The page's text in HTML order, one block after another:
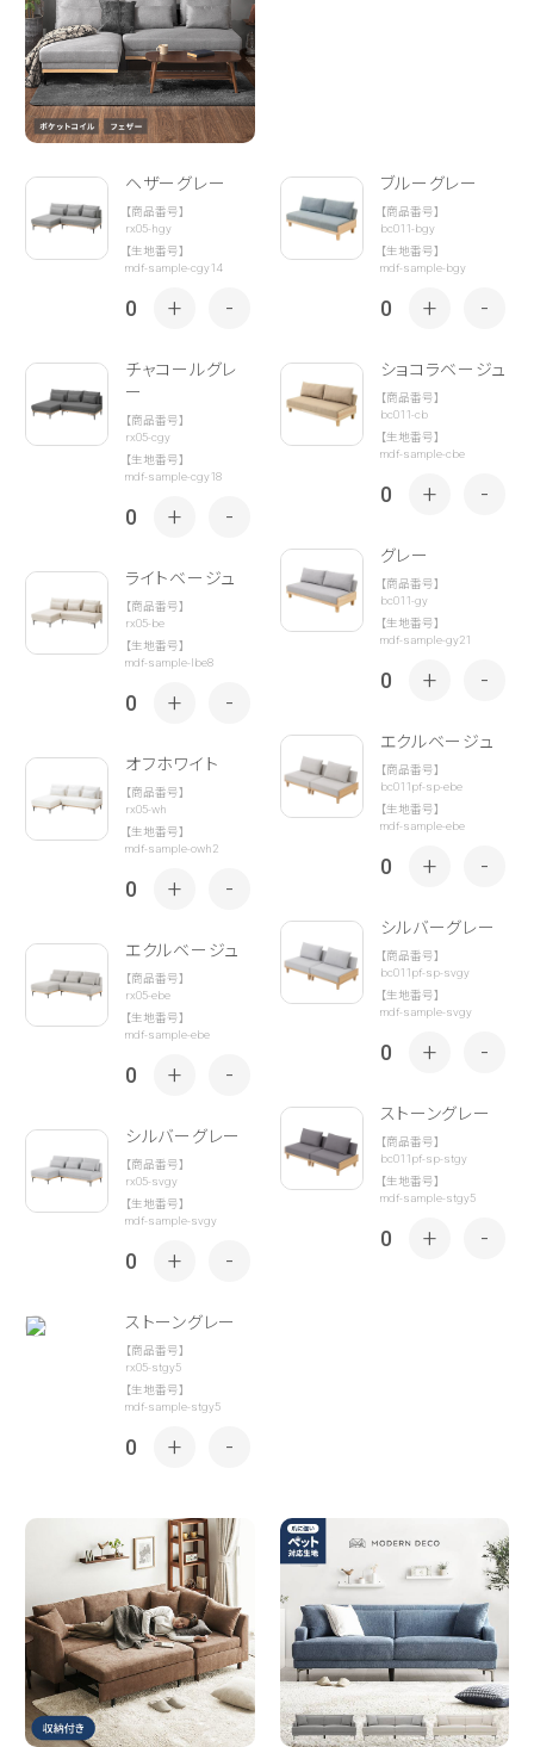
ヘザーグレー
【商品番号】
rx05-hgy
【生地番号】
mdf-sample-cgy14
0 + -
チャコールグレ
ー
【商品番号】
rx05-cgy
【生地番号】
mdf-sample-cgy18
0 + -
ライトベージュ
【商品番号】
rx05-be
【生地番号】
mdf-sample-lbe8
0 + -
オフホワイト
【商品番号】
rx05-wh
【生地番号】
mdf-sample-owh2
0 + -
エクルベージュ
【商品番号】
rx05-ebe
【生地番号】
mdf-sample-ebe
0 + -
シルバーグレー
【商品番号】
rx05-svgy
【生地番号】
mdf-sample-svgy
0 + -
ストーングレー
【商品番号】
rx05-stgy5
【生地番号】
mdf-sample-stgy5
0 + -
ブルーグレー
【商品番号】
bc011-bgy
【生地番号】
mdf-sample-bgy
0 + -
ショコラベージュ
【商品番号】
bc011-cb
【生地番号】
mdf-sample-cbe
0 + -
グレー
【商品番号】
bc011-gy
【生地番号】
mdf-sample-gy21
0 + -
エクルベージュ
【商品番号】
bc011pf-sp-ebe
【生地番号】
mdf-sample-ebe
0 + -
シルバーグレー
【商品番号】
bc011pf-sp-svgy
【生地番号】
mdf-sample-svgy
0 + -
ストーングレー
【商品番号】
bc011pf-sp-stgy
【生地番号】
mdf-sample-stgy5
0 + -